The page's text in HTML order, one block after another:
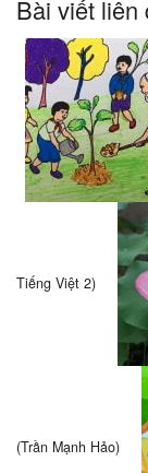
Bài viết liên
Tiếng Việt 2)
(Trần Mạnh Hảo)